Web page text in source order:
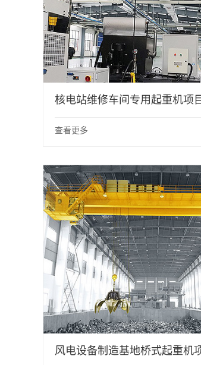
核电站维修车间专用起重机项
查看更多
风电设备制造基地桥式起重机